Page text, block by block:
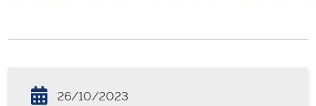
26/10/2023